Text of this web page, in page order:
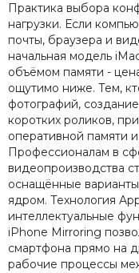
Практика выбора
нагрузки. Если
почты, браузера и
начальная модель
объёмом памяти -
ощутимо ниже. Тем,
фотографий,
коротких роликов,
оперативной памяти
Профессионалам в
видеопроизводства
оснащённые
ядром. Технология
интеллектуальные
iPhone Mirroring
смартфона прямо на
рабочие процессы